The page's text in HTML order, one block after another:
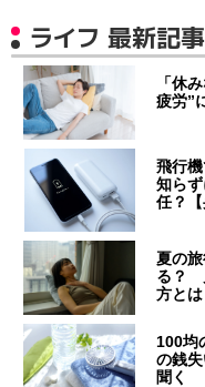
ライフ 最新記事
「休
疲労”
飛行
知ら
任？【
夏の
る？
方とは
100均
の銭
聞く